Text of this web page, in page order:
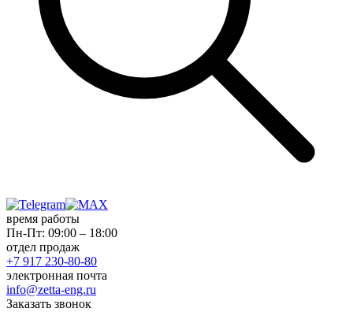
время работы
Пн-Пт: 09:00 – 18:00
отдел продаж
+7 917 230-80-80
электронная почта
info@zetta-eng.ru
Заказать звонок